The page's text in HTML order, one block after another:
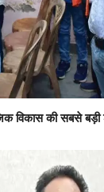
विकास की सबसे